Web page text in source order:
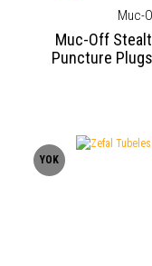
Muc-
Muc-Off
Puncture
YOK